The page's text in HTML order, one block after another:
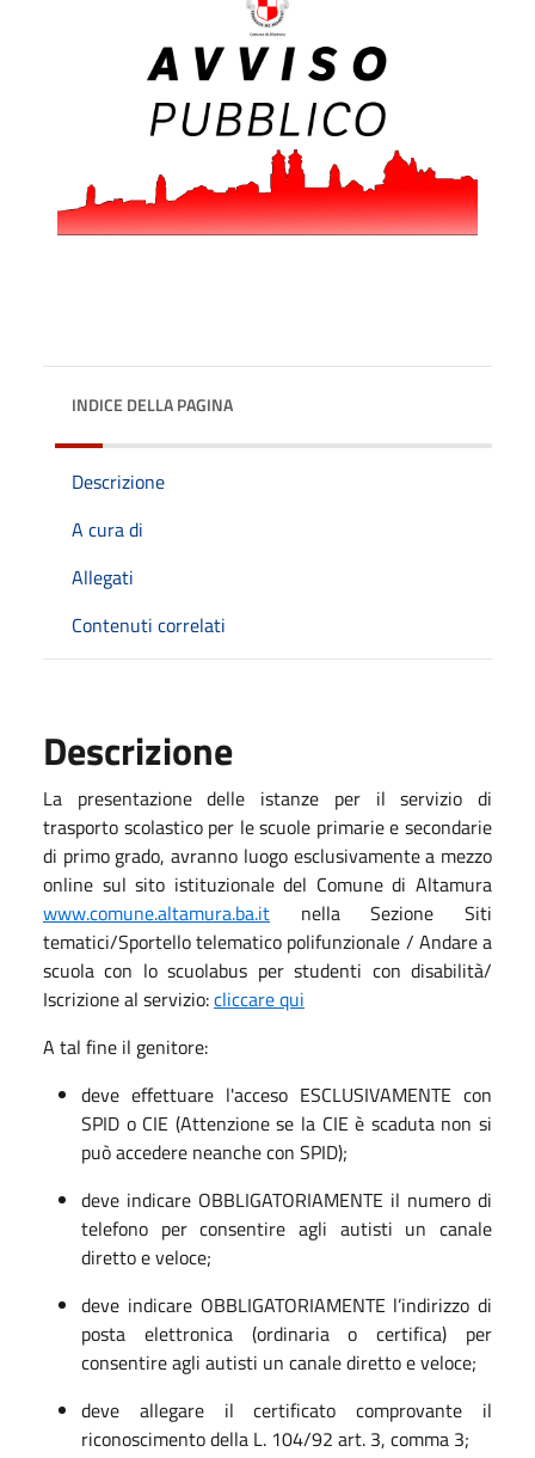
INDICE DELLA PAGINA
Descrizione
A cura di
Allegati
Contenuti correlati
Descrizione
La presentazione delle istanze per il servizio di
trasporto scolastico per le scuole primarie e secondarie
di primo grado, avranno luogo esclusivamente a mezzo
online sul sito istituzionale del Comune di Altamura
www.comune.altamura.ba.it nella Sezione Siti
tematici/Sportello telematico polifunzionale / Andare a
scuola con lo scuolabus per studenti con disabilità/
Iscrizione al servizio:cliccare qui
A tal fine il genitore:
deve effettuare l'acceso ESCLUSIVAMENTE con
SPID o CIE (Attenzione se la CIE è scaduta non si
può accedere neanche con SPID);
deve indicare OBBLIGATORIAMENTE il numero di
telefono per consentire agli autisti un canale
diretto e veloce;
deve indicare OBBLIGATORIAMENTE l’indirizzo di
posta elettronica (ordinaria o certifica) per
consentire agli autisti un canale diretto e veloce;
deve allegare il certificato comprovante il
riconoscimento della L. 104/92 art. 3, comma 3;